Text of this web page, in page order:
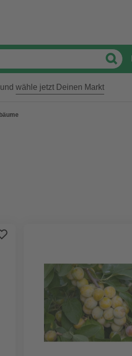
wähle jetzt Deinen Markt